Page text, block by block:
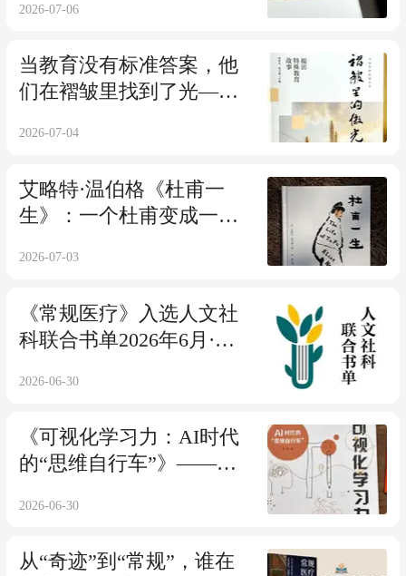
2026-07-06
当教育没有标准答案，他
们在褶皱里找到了光——
日常
2026-07-04
艾略特·温伯格《杜甫一
生》：一个杜甫变成一群
2026-07-03
《常规医疗》入选人文社
科联合书单2026年6月·第
2026-06-30
《可视化学习力：AI时代
的“思维自行车”》——直
AI抢不走的核心思维能力
2026-06-30
从“奇迹”到“常规”，谁在